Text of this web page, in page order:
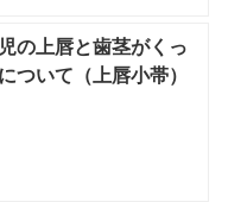
の上唇と歯茎がくっ
ついて（上唇小帯）